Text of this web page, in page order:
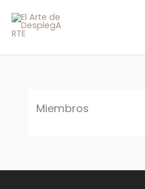
contenido
Miembros